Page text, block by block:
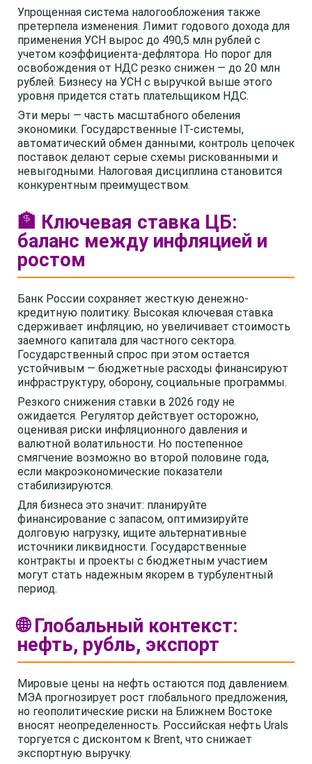
Упрощенная система налогообложения также
претерпела изменения. Лимит годового дохода для
применения УСН вырос до 490,5 млн рублей с
учетом коэффициента-дефлятора. Но порог для
освобождения от НДС резко снижен — до 20 млн
рублей. Бизнесу на УСН с выручкой выше этого
уровня придется стать плательщиком НДС.
Эти меры — часть масштабного обеления
экономики. Государственные IT-системы,
автоматический обмен данными, контроль цепочек
поставок делают серые схемы рискованными и
невыгодными. Налоговая дисциплина становится
конкурентным преимуществом.
🏦 Ключевая ставка ЦБ:
баланс между инфляцией и
ростом
Банк России сохраняет жесткую денежно-
кредитную политику. Высокая ключевая ставка
сдерживает инфляцию, но увеличивает стоимость
заемного капитала для частного сектора.
Государственный спрос при этом остается
устойчивым — бюджетные расходы финансируют
инфраструктуру, оборону, социальные программы.
Резкого снижения ставки в 2026 году не
ожидается. Регулятор действует осторожно,
оценивая риски инфляционного давления и
валютной волатильности. Но постепенное
смягчение возможно во второй половине года,
если макроэкономические показатели
стабилизируются.
Для бизнеса это значит: планируйте
финансирование с запасом, оптимизируйте
долговую нагрузку, ищите альтернативные
источники ликвидности. Государственные
контракты и проекты с бюджетным участием
могут стать надежным якорем в турбулентный
период.
🌐 Глобальный контекст:
нефть, рубль, экспорт
Мировые цены на нефть остаются под давлением.
МЭА прогнозирует рост глобального предложения,
но геополитические риски на Ближнем Востоке
вносят неопределенность. Российская нефть Urals
торгуется с дисконтом к Brent, что снижает
экспортную выручку.